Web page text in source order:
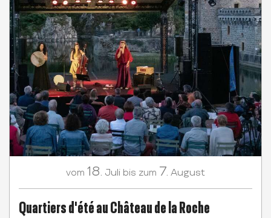
vom 18. Juli bis zum 7. August
Quartiers d'été au Château de la Roche